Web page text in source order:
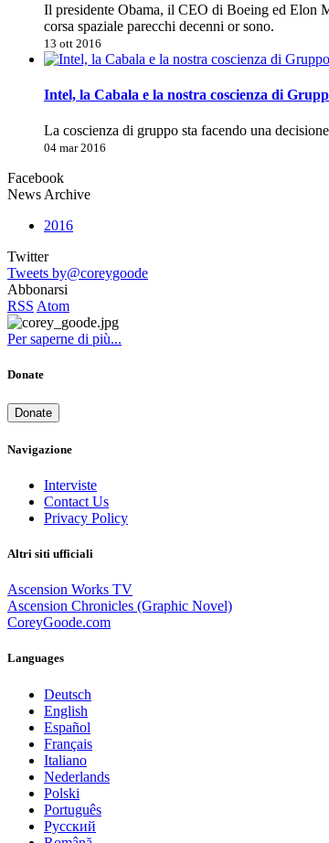
Il presidente Obama, il CEO di Boeing ed Elon
corsa spaziale parecchi decenni or sono.
13 ott 2016
Intel, la Cabala e la nostra coscienza di
La coscienza di gruppo sta facendo una
04 mar 2016
Facebook
News Archive
2016
Twitter
Tweets by@coreygoode
Abbonarsi
RSS Atom
Per saperne di più...
Donate
Donate
Navigazione
Interviste
Contact Us
Privacy Policy
Altri siti ufficiali
Ascension Works TV
Ascension Chronicles (Graphic Novel)
CoreyGoode.com
Languages
Deutsch
English
Español
Français
Italiano
Nederlands
Polski
Português
Pусский